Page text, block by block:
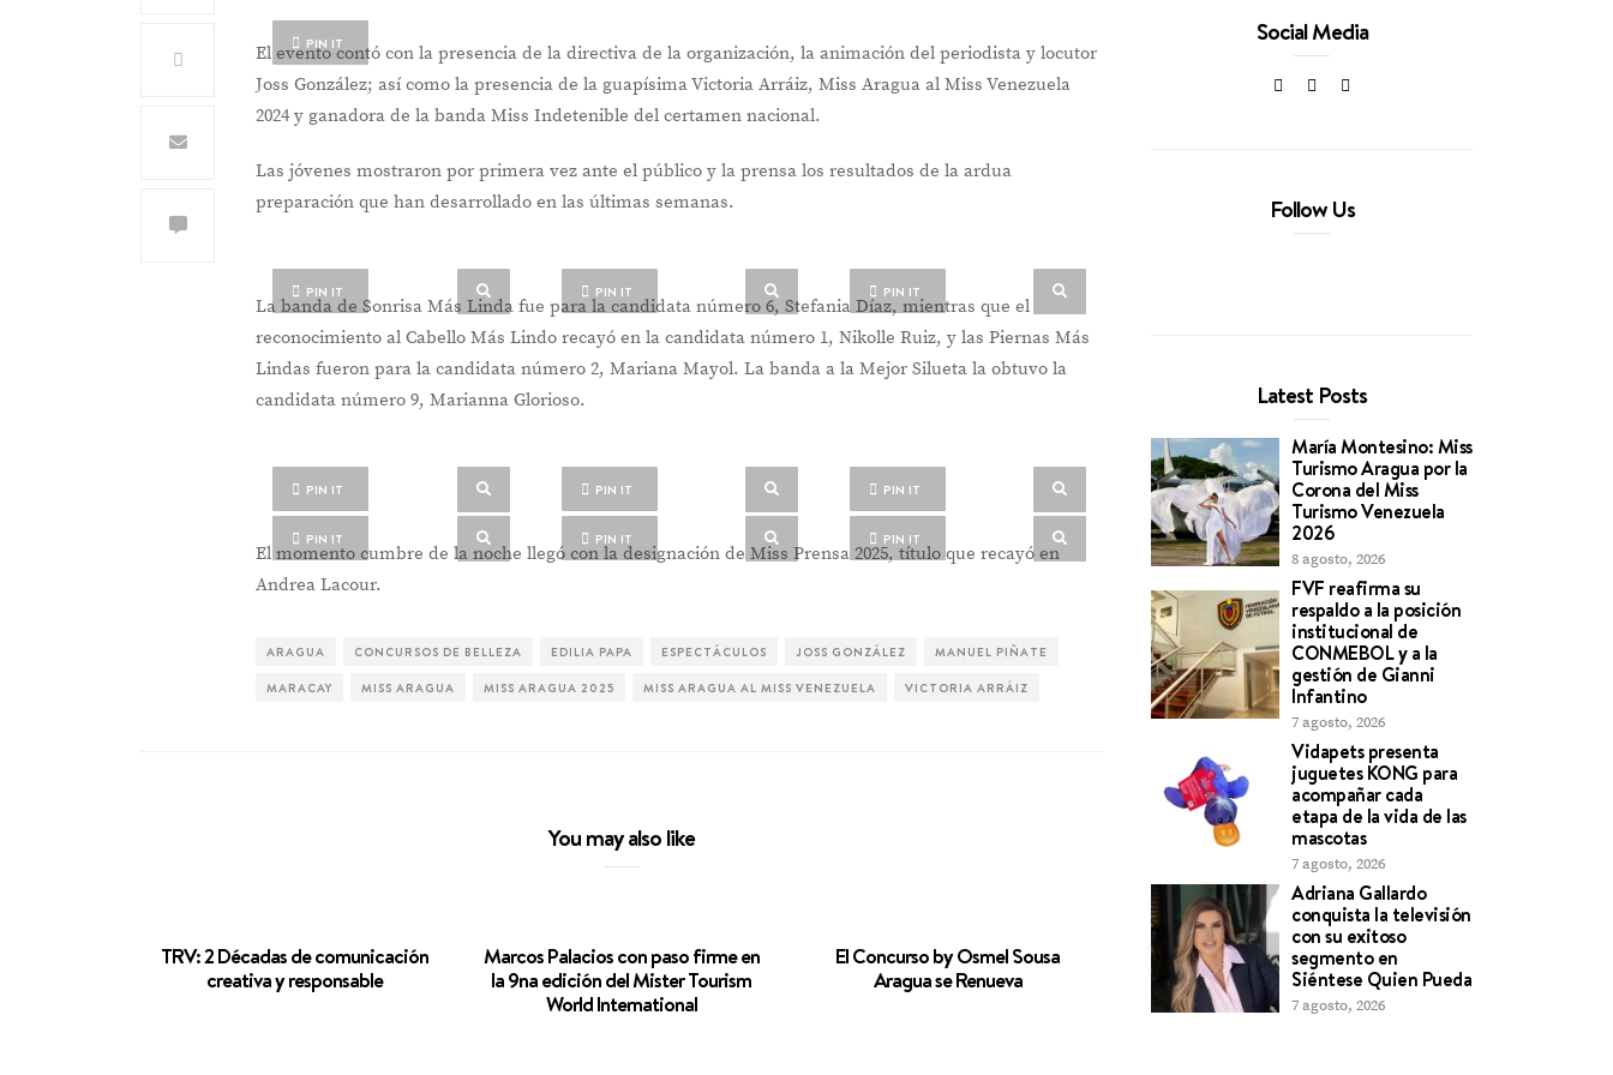
PIN IT
El evento contó con la presencia de la directiva de la organización, la animación del periodista y locutor
Joss González; así como la presencia de la guapísima Victoria Arráiz, Miss Aragua al Miss Venezuela
2024 y ganadora de la banda Miss Indetenible del certamen nacional.
Las jóvenes mostraron por primera vez ante el público y la prensa los resultados de la ardua
preparación que han desarrollado en las últimas semanas.
PIN IT PIN IT PIN IT
La banda de Sonrisa Más Linda fue para la candidata número 6, Stefania Díaz, mientras que el
reconocimiento al Cabello Más Lindo recayó en la candidata número 1, Nikolle Ruiz, y las Piernas Más
Lindas fueron para la candidata número 2, Mariana Mayol. La banda a la Mejor Silueta la obtuvo la
candidata número 9, Marianna Glorioso.
PIN IT PIN IT PIN IT
PIN IT PIN IT PIN IT
El momento cumbre de la noche llegó con la designación de Miss Prensa 2025, título que recayó en
Andrea Lacour.
ARAGUA CONCURSOS DE BELLEZA EDILIA PAPA ESPECTÁCULOS JOSS GONZÁLEZ MANUEL PIÑATE
MARACAY MISS ARAGUA MISS ARAGUA 2025 MISS ARAGUA AL MISS VENEZUELA VICTORIA ARRÁIZ
You may also like
TRV: 2 Décadas de comunicación
creativa y responsable
‎Marcos Palacios con paso firme en
la 9na edición del Mister Tourism
World International
El Concurso by Osmel Sousa
Aragua se Renueva
VIP Presentó su Pasarela VIP en la
Noche Morada de D’yer Models
Social Media
Follow Us
Latest Posts
María Montesino: Miss
Turismo Aragua por la
Corona del Miss
Turismo Venezuela
2026
8 agosto, 2026
FVF reafirma su
respaldo a la posición
institucional de
CONMEBOL y a la
gestión de Gianni
Infantino
7 agosto, 2026
Vidapets presenta
juguetes KONG para
acompañar cada
etapa de la vida de las
mascotas
7 agosto, 2026
Adriana Gallardo
conquista la televisión
con su exitoso
segmento en
Siéntese Quien Pueda
7 agosto, 2026